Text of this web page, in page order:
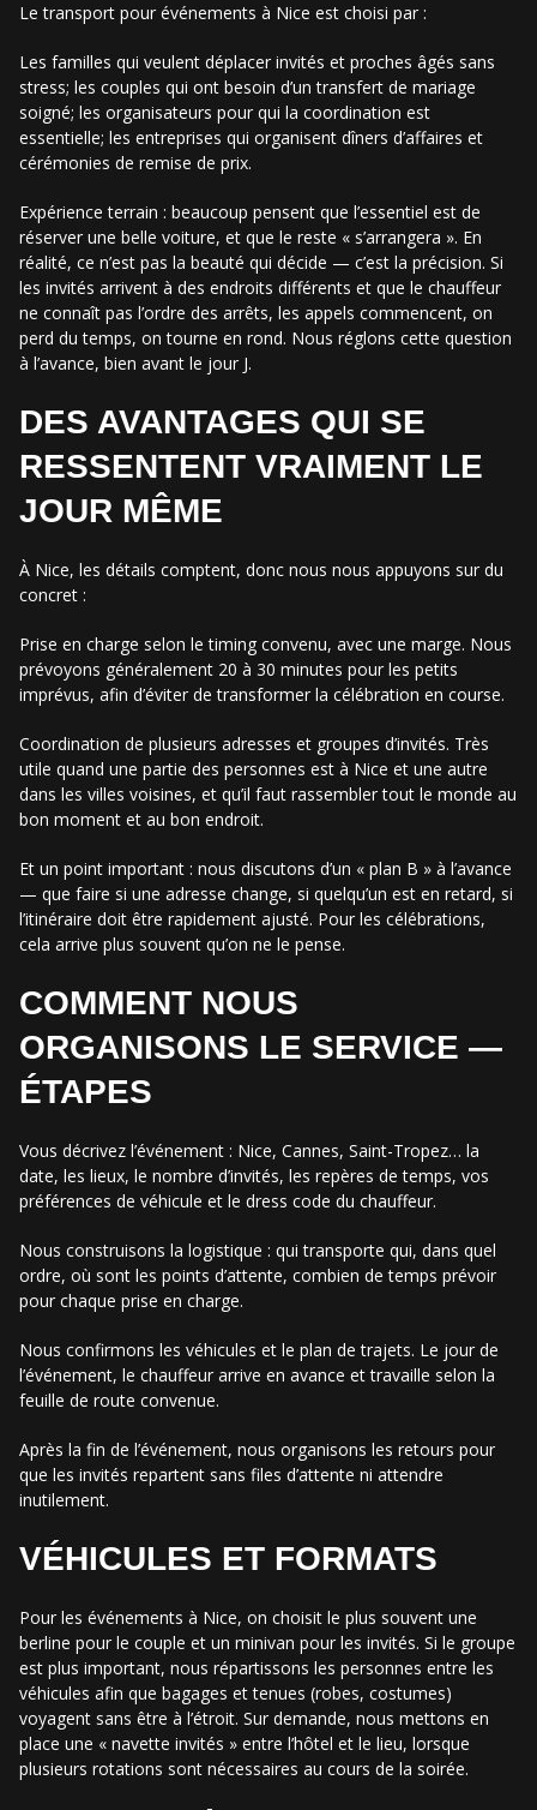
Le transport pour événements à Nice est choisi par :
Les familles qui veulent déplacer invités et proches âgés sans
stress; les couples qui ont besoin d’un transfert de mariage
soigné; les organisateurs pour qui la coordination est
essentielle; les entreprises qui organisent dîners d’affaires et
cérémonies de remise de prix.
Expérience terrain : beaucoup pensent que l’essentiel est de
réserver une belle voiture, et que le reste « s’arrangera ». En
réalité, ce n’est pas la beauté qui décide — c’est la précision. Si
les invités arrivent à des endroits différents et que le chauffeur
ne connaît pas l’ordre des arrêts, les appels commencent, on
perd du temps, on tourne en rond. Nous réglons cette question
à l’avance, bien avant le jour J.
DES AVANTAGES QUI SE
RESSENTENT VRAIMENT LE
JOUR MÊME
À Nice, les détails comptent, donc nous nous appuyons sur du
concret :
Prise en charge selon le timing convenu, avec une marge. Nous
prévoyons généralement 20 à 30 minutes pour les petits
imprévus, afin d’éviter de transformer la célébration en course.
Coordination de plusieurs adresses et groupes d’invités. Très
utile quand une partie des personnes est à Nice et une autre
dans les villes voisines, et qu’il faut rassembler tout le monde au
bon moment et au bon endroit.
Et un point important : nous discutons d’un « plan B » à l’avance
— que faire si une adresse change, si quelqu’un est en retard, si
l’itinéraire doit être rapidement ajusté. Pour les célébrations,
cela arrive plus souvent qu’on ne le pense.
COMMENT NOUS
ORGANISONS LE SERVICE —
ÉTAPES
Vous décrivez l’événement : Nice, Cannes, Saint-Tropez… la
date, les lieux, le nombre d’invités, les repères de temps, vos
préférences de véhicule et le dress code du chauffeur.
Nous construisons la logistique : qui transporte qui, dans quel
ordre, où sont les points d’attente, combien de temps prévoir
pour chaque prise en charge.
Nous confirmons les véhicules et le plan de trajets. Le jour de
l’événement, le chauffeur arrive en avance et travaille selon la
feuille de route convenue.
Après la fin de l’événement, nous organisons les retours pour
que les invités repartent sans files d’attente ni attendre
inutilement.
VÉHICULES ET FORMATS
Pour les événements à Nice, on choisit le plus souvent une
berline pour le couple et un minivan pour les invités. Si le groupe
est plus important, nous répartissons les personnes entre les
véhicules afin que bagages et tenues (robes, costumes)
voyagent sans être à l’étroit. Sur demande, nous mettons en
place une « navette invités » entre l’hôtel et le lieu, lorsque
plusieurs rotations sont nécessaires au cours de la soirée.